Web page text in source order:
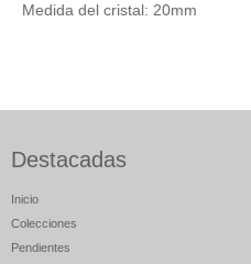
Medida del cristal: 20mm
Destacadas
Inicio
Colecciones
Pendientes